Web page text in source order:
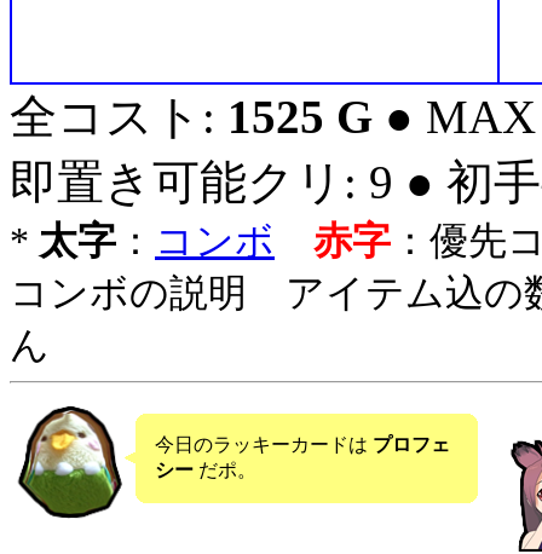
全コスト: 1525 G ●
即置き可能クリ: 9 ● 初
* 太字 ： コンボ 赤字 ：優先
コンボの説明 アイテム込の
ん
今日のラッキーカードは プロフェ
シー だポ。